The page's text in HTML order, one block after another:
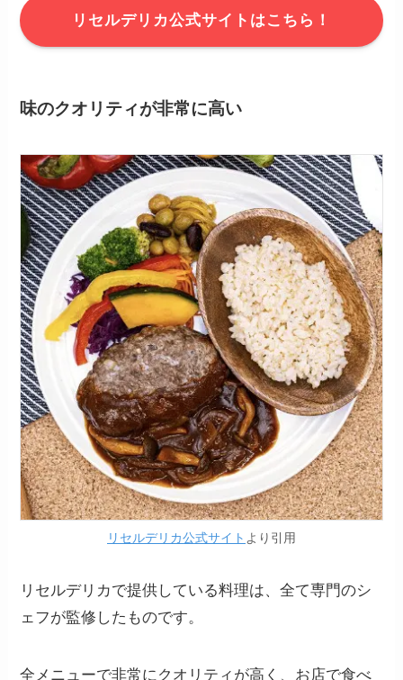
リセルデリカ公式サイトはこちら！
味のクオリティが非常に高い
リセルデリカ公式サイト より引用
リセルデリカで提供している料理は、全て専門のシ
ェフが監修したものです。
全メニューで非常にクオリティが高く、お店で食べ